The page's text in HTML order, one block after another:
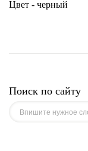
Цвет - черный
Поиск по сайту